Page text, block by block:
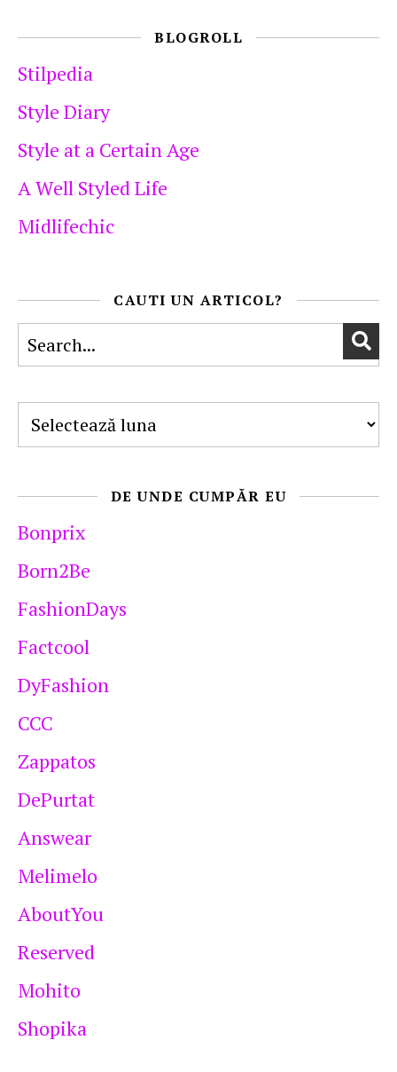
BLOGROLL
Stilpedia
Style Diary
Style at a Certain Age
A Well Styled Life
Midlifechic
CAUTI UN ARTICOL?
Arhive
DE UNDE CUMPĂR EU
Bonprix
Born2Be
FashionDays
Factcool
DyFashion
CCC
Zappatos
DePurtat
Answear
Melimelo
AboutYou
Reserved
Mohito
Shopika